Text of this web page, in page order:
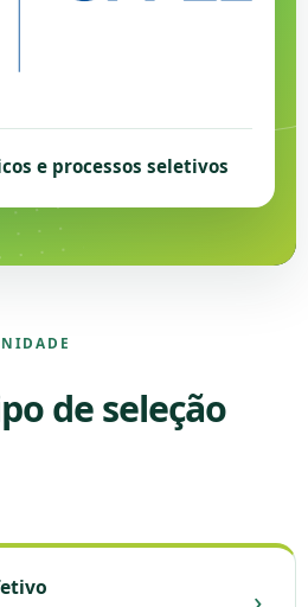
e processos seletivos
de seleção